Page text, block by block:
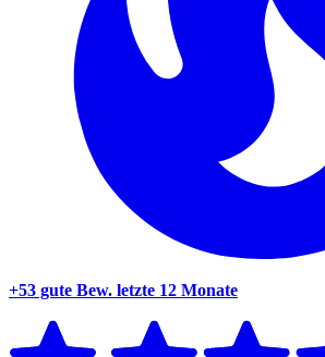
+53 gute Bew. letzte 12 Monate